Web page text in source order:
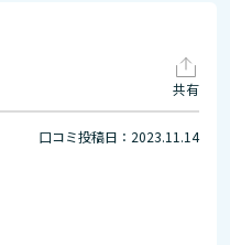
共有
口コミ投稿日：2023.11.14